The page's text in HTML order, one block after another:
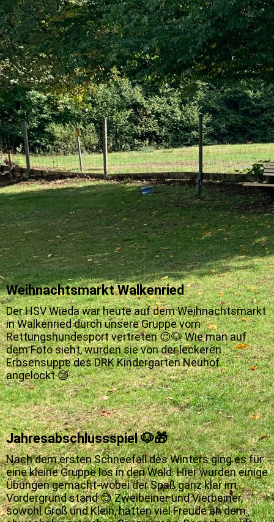
-
Weihnachtsmarkt Walkenried
Der HSV Wieda war heute auf dem Weihnachtsmarkt
in Walkenried durch unsere Gruppe vom
Rettungshundesport vertreten 😊🐶 Wie man auf
dem Foto sieht, wurden sie von der leckeren
Erbsensuppe des DRK Kindergarten Neuhof
angelockt 😊
Jahresabschlussspiel 🐶🎁
Nach dem ersten Schneefall des Winters ging es für
eine kleine Gruppe los in den Wald. Hier wurden einige
Übungen gemacht-wobei der Spaß ganz klar im
Vordergrund stand 😊 Zweibeiner und Vierbeiner,
sowohl Groß und Klein, hatten viel Freude an dem